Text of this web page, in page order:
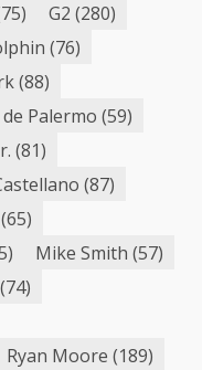
G2 (280)
(76)
(88)
Palermo (59)
(81)
(87)
(65)
Mike Smith (57)
(74)
Ryan Moore (189)